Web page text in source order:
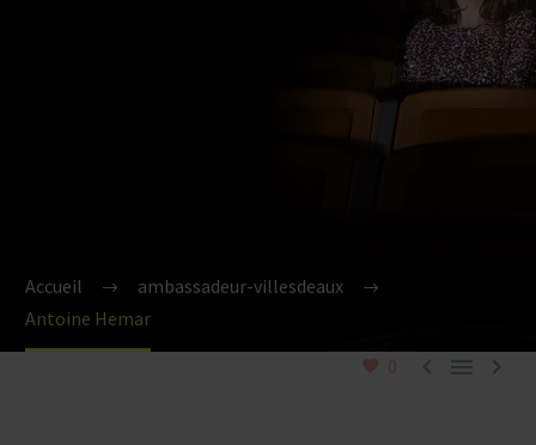
Accueil
ambassadeur-villesdeaux
Antoine Hemar
0
  